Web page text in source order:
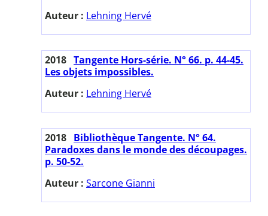
Auteur : Lehning Hervé
2018 Tangente Hors-série. N° 66. p. 44-45.
Les objets impossibles.
Auteur : Lehning Hervé
2018 Bibliothèque Tangente. N° 64.
Paradoxes dans le monde des découpages.
p. 50-52.
Auteur : Sarcone Gianni